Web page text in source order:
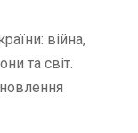
війна,
та світ.